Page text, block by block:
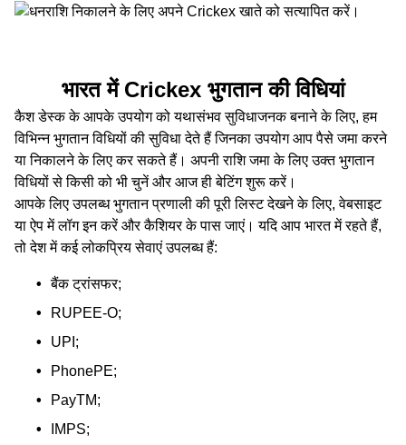
भारत में Crickex भुगतान की विधियां
कैश डेस्क के आपके उपयोग को यथासंभव सुविधाजनक बनाने के लिए, हम
विभिन्न भुगतान विधियों की सुविधा देते हैं जिनका उपयोग आप पैसे जमा करने
या निकालने के लिए कर सकते हैं। अपनी राशि जमा के लिए उक्‍त भुगतान
विधियों से किसी को भी चुनें और आज ही बेटिंग शुरू करें।
आपके लिए उपलब्ध भुगतान प्रणाली की पूरी लिस्ट देखने के लिए, वेबसाइट
या ऐप में लॉग इन करें और कैशियर के पास जाएं। यदि आप भारत में रहते हैं,
तो देश में कई लोकप्रिय सेवाएं उपलब्‍ध हैं:
बैंक ट्रांसफर;
RUPEE-O;
UPI;
PhonePE;
PayTM;
IMPS;